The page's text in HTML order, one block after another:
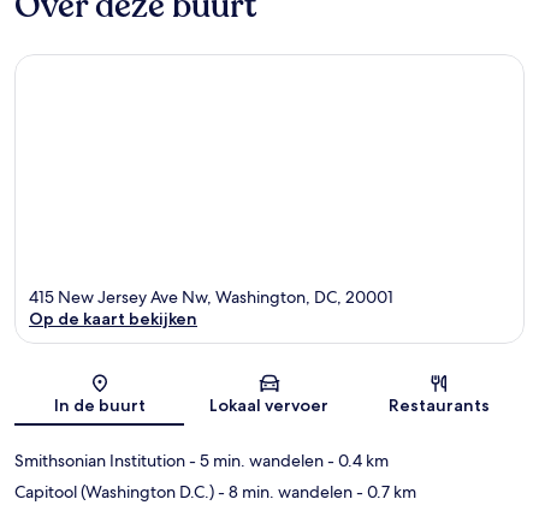
Kaart
415 New Jersey Ave Nw, Washington, DC, 20001
Op de kaart bekijken
In de buurt Lokaal vervoer Restaurants
Smithsonian Institution- 5 min. wandelen- 0.4 km
Capitool (Washington D.C.)- 8 min. wandelen- 0.7 km